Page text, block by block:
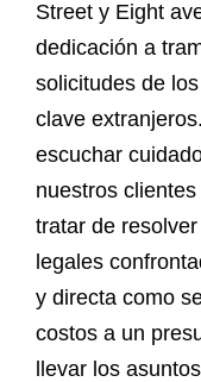
Street y Eight
dedicación a
solicitudes de
clave
escuchar
nuestros
tratar de
legales
y directa como
costos a un
llevar los